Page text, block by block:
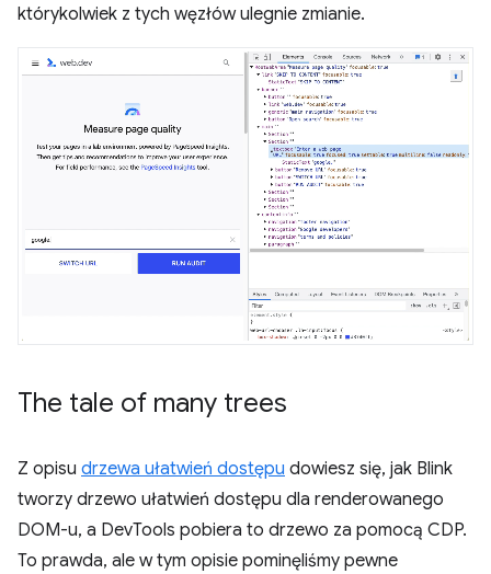
którykolwiek z tych węzłów ulegnie zmianie.
The tale of many trees
Z opisu drzewa ułatwień dostępu dowiesz się, jak Blink
tworzy drzewo ułatwień dostępu dla renderowanego
DOM-u, a DevTools pobiera to drzewo za pomocą CDP.
To prawda, ale w tym opisie pominęliśmy pewne